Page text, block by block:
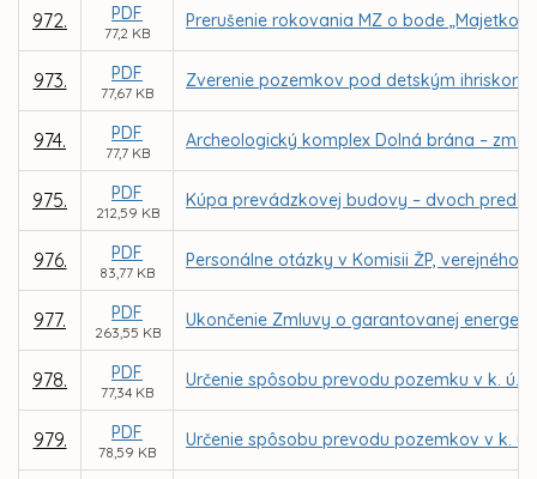
972. PDF
77,2 KB
Prerušenie rokovania MZ o bode
973. PDF
77,67 KB
Zverenie pozemkov pod detským ihriskom
974. PDF
77,7 KB
Archeologický komplex Dolná brána –
975. PDF
212,59 KB
Kúpa prevádzkovej budovy – dvoch
976. PDF
83,77 KB
Personálne otázky v Komisii ŽP, verejného
977. PDF
263,55 KB
Ukončenie Zmluvy o garantovanej
978. PDF
77,34 KB
Určenie spôsobu prevodu pozemku v k. ú.
979. PDF
78,59 KB
Určenie spôsobu prevodu pozemkov v k.